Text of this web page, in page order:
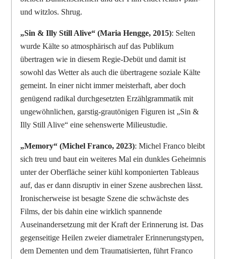
und witzlos. Shrug.
„Sin & Illy Still Alive“ (Maria Hengge, 2015): Selten
wurde Kälte so atmosphärisch auf das Publikum
übertragen wie in diesem Regie-Debüt und damit ist
sowohl das Wetter als auch die übertragene soziale Kälte
gemeint. In einer nicht immer meisterhaft, aber doch
genügend radikal durchgesetzten Erzählgrammatik mit
ungewöhnlichen, garstig-grautönigen Figuren ist „Sin &
Illy Still Alive“ eine sehenswerte Milieustudie.
„Memory“ (Michel Franco, 2023): Michel Franco bleibt
sich treu und baut ein weiteres Mal ein dunkles Geheimnis
unter der Oberfläche seiner kühl komponierten Tableaus
auf, das er dann disruptiv in einer Szene ausbrechen lässt.
Ironischerweise ist besagte Szene die schwächste des
Films, der bis dahin eine wirklich spannende
Auseinandersetzung mit der Kraft der Erinnerung ist. Das
gegenseitige Heilen zweier diametraler Erinnerungstypen,
dem Dementen und dem Traumatisierten, führt Franco